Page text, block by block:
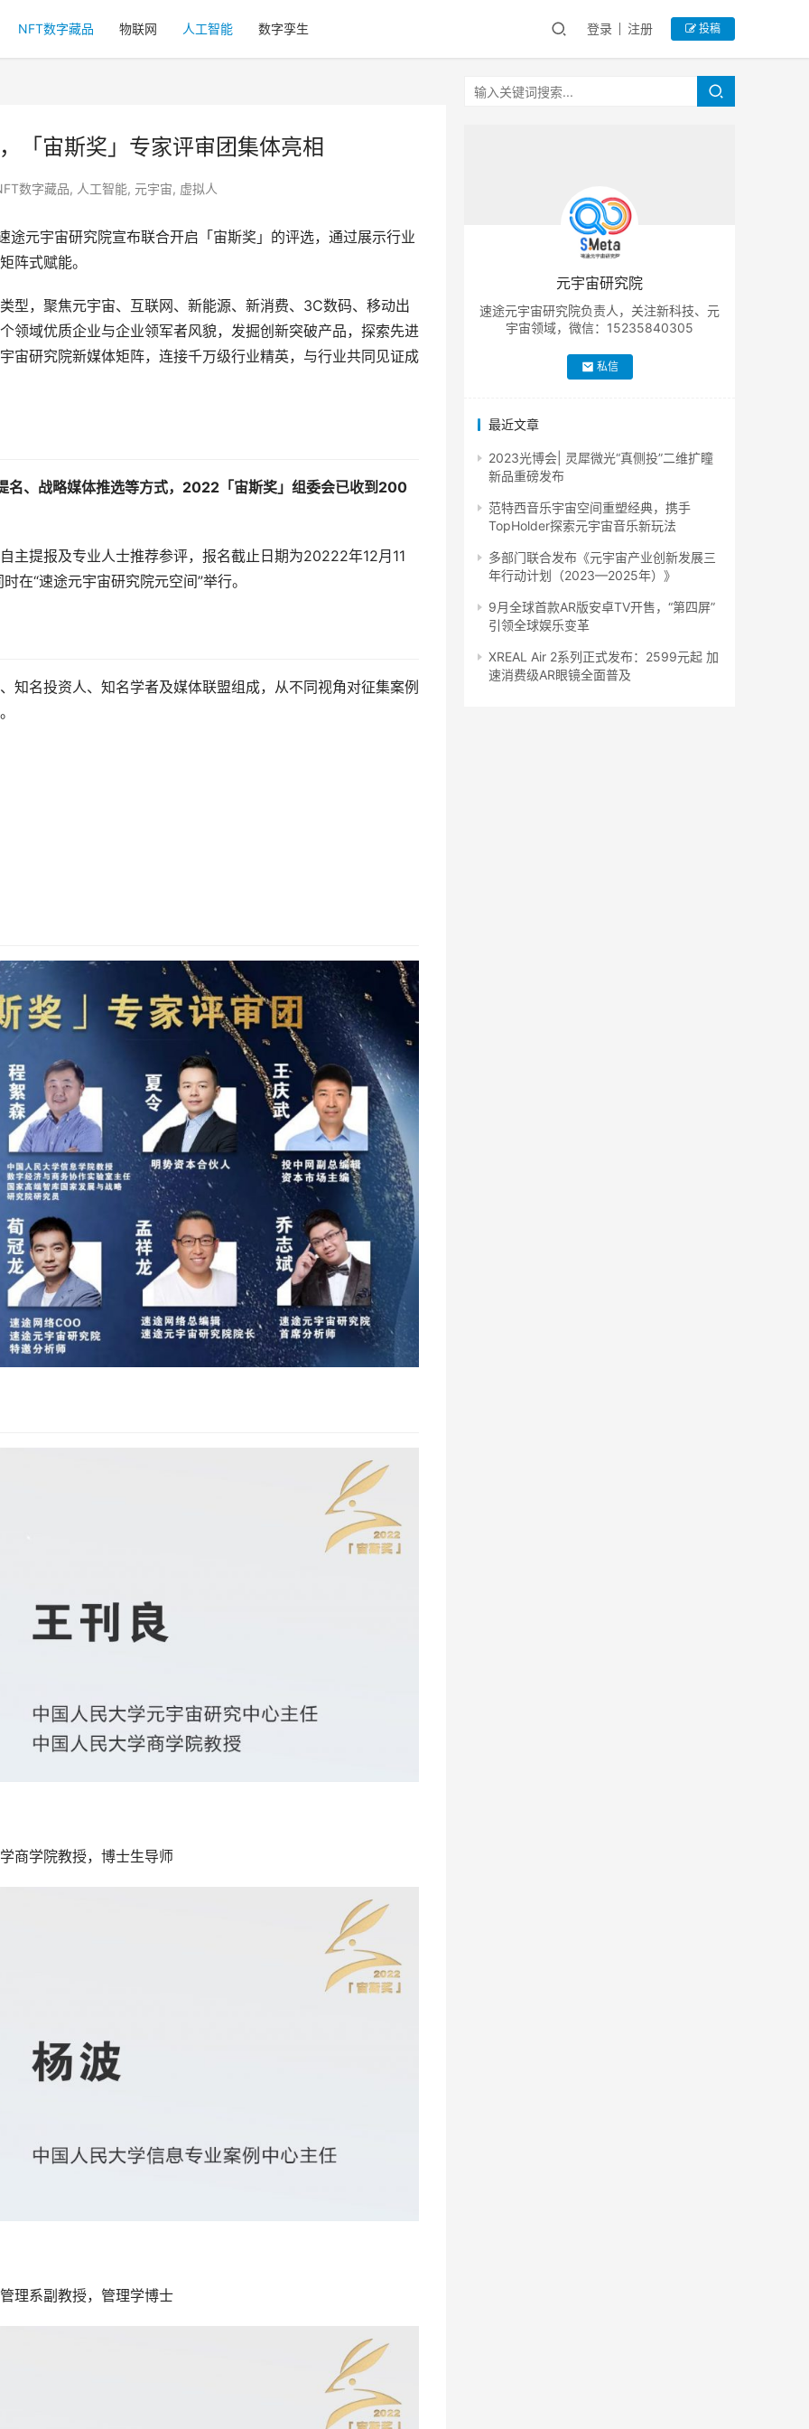
NFT数字藏品 物联网 人工智能 数字孪生 登录 注册 投稿
「宙斯奖」专家评审团集体亮相
数字藏品, 人工智能, 元宇宙, 虚拟人
途元宇宙研究院宣布联合开启「宙斯奖」的评选，通过展示行业
阵式赋能。
型，聚焦元宇宙、互联网、新能源、新消费、3C数码、移动出
领域优质企业与企业领军者风貌，发掘创新突破产品，探索先进
宙研究院新媒体矩阵，连接千万级行业精英，与行业共同见证成
名、战略媒体推选等方式，2022「宙斯奖」组委会已收到200
主提报及专业人士推荐参评，报名截止日期为20222年12月11
在“速途元宇宙研究院元空间”举行。
知名投资人、知名学者及媒体联盟组成，从不同视角对征集案例
商学院教授，博士生导师
理系副教授，管理学博士
元宇宙研究院
速途元宇宙研究院负责人，关注新科技、元
宇宙领域，微信：15235840305
私信
最近文章
2023光博会| 灵犀微光“真侧投”二维扩瞳
新品重磅发布
范特西音乐宇宙空间重塑经典，携手
TopHolder探索元宇宙音乐新玩法
多部门联合发布《元宇宙产业创新发展三
年行动计划（2023—2025年）》
9月全球首款AR版安卓TV开售，“第四屏”
引领全球娱乐变革
XREAL Air 2系列正式发布：2599元起 加
速消费级AR眼镜全面普及